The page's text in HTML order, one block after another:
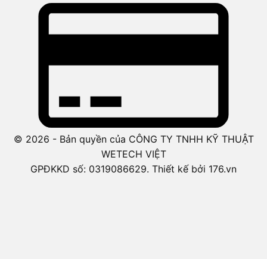
© 2026 - Bản quyền của CÔNG TY TNHH KỸ THUẬT
WETECH VIỆT
GPĐKKD số: 0319086629. Thiết kế bởi 176.vn